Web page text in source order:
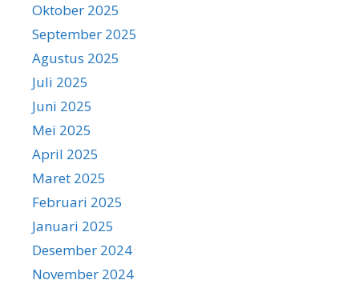
Oktober 2025
September 2025
Agustus 2025
Juli 2025
Juni 2025
Mei 2025
April 2025
Maret 2025
Februari 2025
Januari 2025
Desember 2024
November 2024